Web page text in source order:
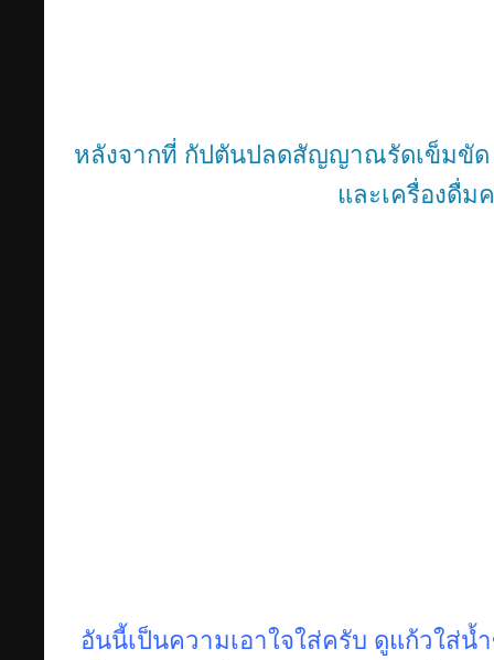
หลังจากที่ กัปตันปลดสัญญาณรัดเข็มขัด
และเครื่องดื่ม
อันนี้เป็นความเอาใจใส่ครับ ดูแก้วใส่น้